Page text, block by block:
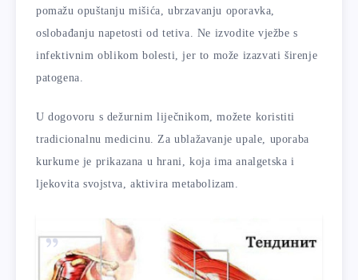
pomažu opuštanju mišića, ubrzavanju oporavka,
oslobađanju napetosti od tetiva. Ne izvodite vježbe s
infektivnim oblikom bolesti, jer to može izazvati širenje
patogena.
U dogovoru s dežurnim liječnikom, možete koristiti
tradicionalnu medicinu. Za ublažavanje upale, uporaba
kurkume je prikazana u hrani, koja ima analgetska i
ljekovita svojstva, aktivira metabolizam.